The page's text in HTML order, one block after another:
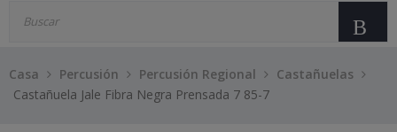
Casa Percusión Percusión Regional
Castañuelas
Castañuela Jale Fibra Negra Prensada 7 85-7